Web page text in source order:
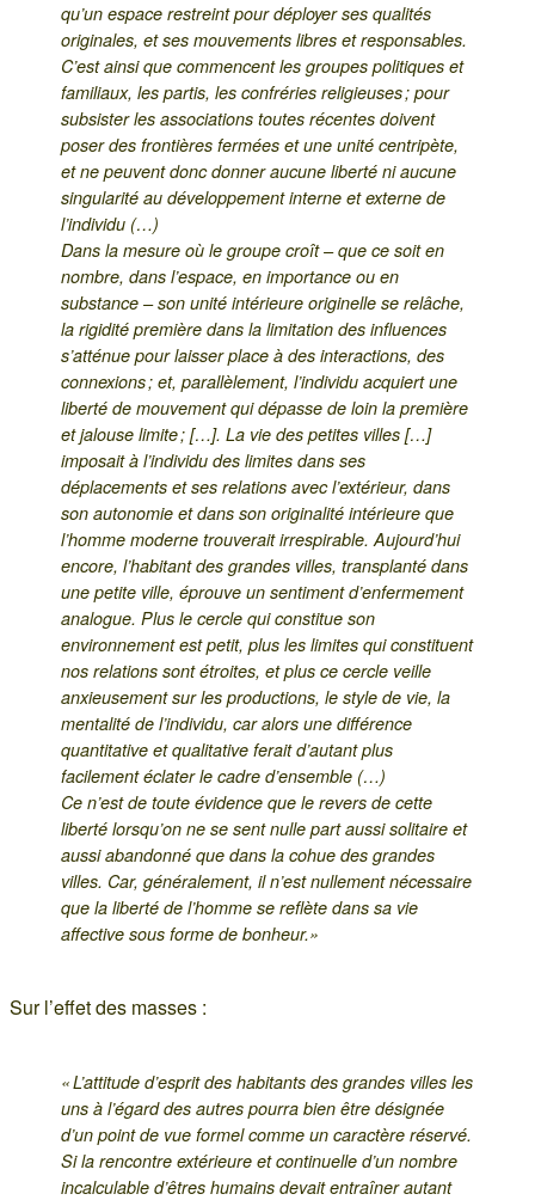
qu’un espace restreint pour déployer ses qualités
originales, et ses mouvements libres et responsables.
C’est ainsi que commencent les groupes politiques et
familiaux, les partis, les confréries religieuses ; pour
subsister les associations toutes récentes doivent
poser des frontières fermées et une unité centripète,
et ne peuvent donc donner aucune liberté ni aucune
singularité au développement interne et externe de
l’individu (…)
Dans la mesure où le groupe croît – que ce soit en
nombre, dans l’espace, en importance ou en
substance – son unité intérieure originelle se relâche,
la rigidité première dans la limitation des influences
s’atténue pour laisser place à des interactions, des
connexions ; et, parallèlement, l’individu acquiert une
liberté de mouvement qui dépasse de loin la première
et jalouse limite ; […]. La vie des petites villes […]
imposait à l’individu des limites dans ses
déplacements et ses relations avec l’extérieur, dans
son autonomie et dans son originalité intérieure que
l’homme moderne trouverait irrespirable. Aujourd’hui
encore, l’habitant des grandes villes, transplanté dans
une petite ville, éprouve un sentiment d’enfermement
analogue. Plus le cercle qui constitue son
environnement est petit, plus les limites qui constituent
nos relations sont étroites, et plus ce cercle veille
anxieusement sur les productions, le style de vie, la
mentalité de l’individu, car alors une différence
quantitative et qualitative ferait d’autant plus
facilement éclater le cadre d’ensemble (…)
Ce n’est de toute évidence que le revers de cette
liberté lorsqu’on ne se sent nulle part aussi solitaire et
aussi abandonné que dans la cohue des grandes
villes. Car, généralement, il n’est nullement nécessaire
que la liberté de l’homme se reflète dans sa vie
affective sous forme de bonheur.»
Sur l’effet des masses :
« L’attitude d’esprit des habitants des grandes villes les
uns à l’égard des autres pourra bien être désignée
d’un point de vue formel comme un caractère réservé.
Si la rencontre extérieure et continuelle d’un nombre
incalculable d’êtres humains devait entraîner autant